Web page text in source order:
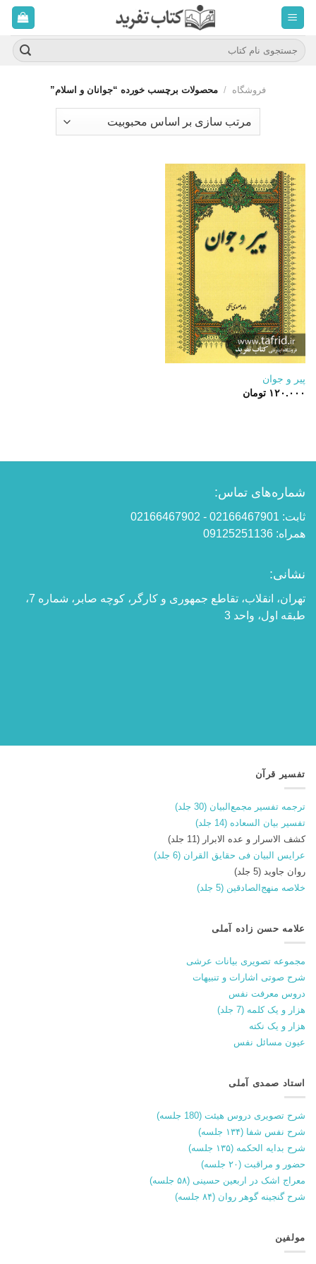
محتوا
برویدجستجو
برای:
فروشگاه / محصولات برچسب خورده “جوانان و اسلام”
پیر و جوان
۱۲۰.۰۰۰ تومان
شماره‌های تماس:
ثابت: 02166467901 - 02166467902
همراه: 09125251136
نشانی:
تهران، انقلاب، تقاطع جمهوری و کارگر، کوچه صابر، شماره 7،
طبقه اول، واحد 3
تفسیر قرآن
ترجمه تفسیر مجمع‌البیان (30 جلد)
تفسیر بیان السعاده (14 جلد)
کشف الاسرار و عده الابرار (11 جلد)
عرایس البیان فی حقایق القران (6 جلد)
روان جاوید (5 جلد)
خلاصه منهج‌الصادقین (5 جلد)
علامه حسن زاده آملی
مجموعه تصویری بیانات عرشی
شرح صوتی اشارات و تنبیهات
دروس معرفت نفس
هزار و یک کلمه (7 جلد)
هزار و یک نکته
عیون مسائل نفس
استاد صمدی آملی
شرح تصویری دروس هیئت (180 جلسه)
شرح نفس شفا (۱۳۴ جلسه)
شرح بدایه الحکمه (۱۳۵ جلسه)
حضور و مراقبت (۲۰ جلسه)
معراج اشک در اربعین حسینی (۵۸ جلسه)
شرح گنجینه گوهر روان (۸۴ جلسه)
مولفین